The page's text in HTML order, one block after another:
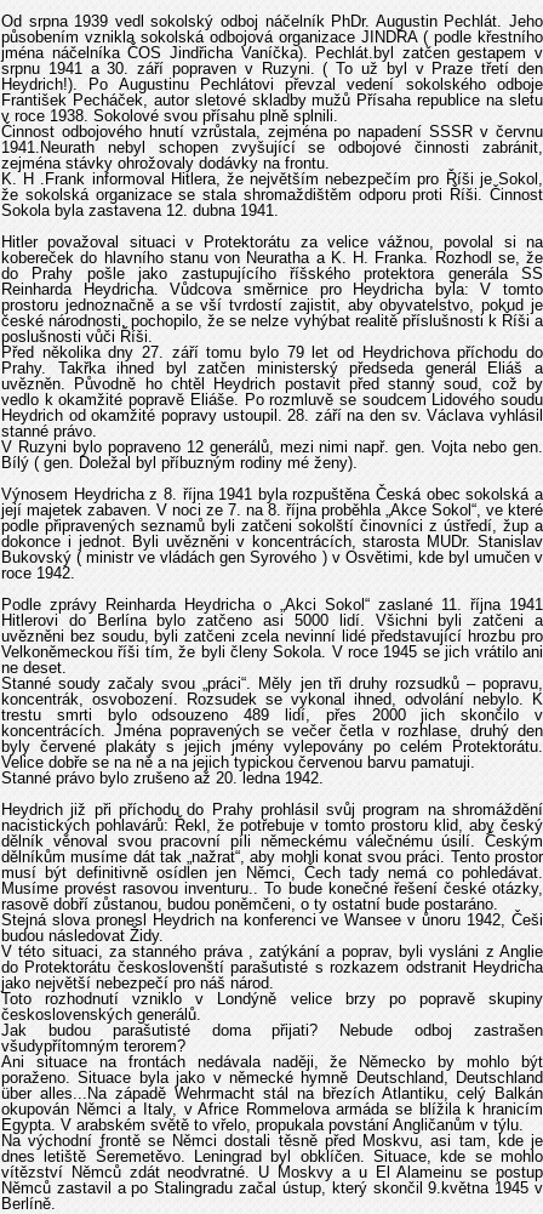
Od srpna 1939 vedl sokolský odboj náčelník PhDr. Augustin Pechlát. Jeho
působením vznikla sokolská odbojová organizace JINDRA ( podle křestního
jména náčelníka ČOS Jindřicha Vaníčka). Pechlát.byl zatčen gestapem v
srpnu 1941 a 30. září popraven v Ruzyni. ( To už byl v Praze třetí den
Heydrich!). Po Augustinu Pechlátovi převzal vedení sokolského odboje
František Pecháček, autor sletové skladby mužů Přísaha republice na sletu
v roce 1938. Sokolové svou přísahu plně splnili.
Činnost odbojového hnutí vzrůstala, zejména po napadení SSSR v červnu
1941.Neurath nebyl schopen zvyšující se odbojové činnosti zabránit,
zejména stávky ohrožovaly dodávky na frontu.
K. H .Frank informoval Hitlera, že největším nebezpečím pro Říši je Sokol,
že sokolská organizace se stala shromaždištěm odporu proti Říši. Činnost
Sokola byla zastavena 12. dubna 1941.
Hitler považoval situaci v Protektorátu za velice vážnou, povolal si na
kobereček do hlavního stanu von Neuratha a K. H. Franka. Rozhodl se, že
do Prahy pošle jako zastupujícího říšského protektora generála SS
Reinharda Heydricha. Vůdcova směrnice pro Heydricha byla: V tomto
prostoru jednoznačně a se vší tvrdostí zajistit, aby obyvatelstvo, pokud je
české národnosti, pochopilo, že se nelze vyhýbat realitě příslušnosti k Říši a
poslušnosti vůči Říši.
Před několika dny 27. září tomu bylo 79 let od Heydrichova příchodu do
Prahy. Takřka ihned byl zatčen ministerský předseda generál Eliáš a
uvězněn. Původně ho chtěl Heydrich postavit před stanný soud, což by
vedlo k okamžité popravě Eliáše. Po rozmluvě se soudcem Lidového soudu
Heydrich od okamžité popravy ustoupil. 28. září na den sv. Václava vyhlásil
stanné právo.
V Ruzyni bylo popraveno 12 generálů, mezi nimi např. gen. Vojta nebo gen.
Bílý ( gen. Doležal byl příbuzným rodiny mé ženy).
Výnosem Heydricha z 8. října 1941 byla rozpuštěna Česká obec sokolská a
její majetek zabaven. V noci ze 7. na 8. října proběhla „Akce Sokol“, ve které
podle připravených seznamů byli zatčeni sokolští činovníci z ústředí, žup a
dokonce i jednot. Byli uvězněni v koncentrácích, starosta MUDr. Stanislav
Bukovský ( ministr ve vládách gen Syrového ) v Osvětimi, kde byl umučen v
roce 1942.
Podle zprávy Reinharda Heydricha o „Akci Sokol“ zaslané 11. října 1941
Hitlerovi do Berlína bylo zatčeno asi 5000 lidí. Všichni byli zatčeni a
uvězněni bez soudu, byli zatčeni zcela nevinní lidé představující hrozbu pro
Velkoněmeckou říši tím, že byli členy Sokola. V roce 1945 se jich vrátilo ani
ne deset.
Stanné soudy začaly svou „práci“. Měly jen tři druhy rozsudků – popravu,
koncentrák, osvobození. Rozsudek se vykonal ihned, odvolání nebylo. K
trestu smrti bylo odsouzeno 489 lidí, přes 2000 jich skončilo v
koncentrácích. Jména popravených se večer četla v rozhlase, druhý den
byly červené plakáty s jejich jmény vylepovány po celém Protektorátu.
Velice dobře se na ně a na jejich typickou červenou barvu pamatuji.
Stanné právo bylo zrušeno až 20. ledna 1942.
Heydrich již při příchodu do Prahy prohlásil svůj program na shromáždění
nacistických pohlavárů: Řekl, že potřebuje v tomto prostoru klid, aby český
dělník věnoval svou pracovní píli německému válečnému úsilí. Českým
dělníkům musíme dát tak „nažrat“, aby mohli konat svou práci. Tento prostor
musí být definitivně osídlen jen Němci, Čech tady nemá co pohledávat.
Musíme provést rasovou inventuru.. To bude konečné řešení české otázky,
rasově dobří zůstanou, budou poněmčeni, o ty ostatní bude postaráno.
Stejná slova pronesl Heydrich na konferenci ve Wansee v ůnoru 1942, Češi
budou následovat Židy.
V této situaci, za stanného práva , zatýkání a poprav, byli vysláni z Anglie
do Protektorátu českoslovenští parašutisté s rozkazem odstranit Heydricha
jako největší nebezpečí pro náš národ.
Toto rozhodnutí vzniklo v Londýně velice brzy po popravě skupiny
československých generálů.
Jak budou parašutisté doma přijati? Nebude odboj zastrašen
všudypřítomným terorem?
Ani situace na frontách nedávala naději, že Německo by mohlo být
poraženo. Situace byla jako v německé hymně Deutschland, Deutschland
über alles...Na západě Wehrmacht stál na březích Atlantiku, celý Balkán
okupován Němci a Italy, v Africe Rommelova armáda se blížila k hranicím
Egypta. V arabském světě to vřelo, propukala povstání Angličanům v týlu.
Na východní frontě se Němci dostali těsně před Moskvu, asi tam, kde je
dnes letiště Šeremetěvo. Leningrad byl obklíčen. Situace, kde se mohlo
vítězství Němců zdát neodvratné. U Moskvy a u El Alameinu se postup
Němců zastavil a po Stalingradu začal ústup, který skončil 9.května 1945 v
Berlíně.